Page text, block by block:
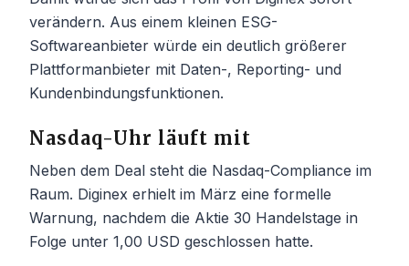
verändern. Aus einem kleinen ESG-
Softwareanbieter würde ein deutlich größerer
Plattformanbieter mit Daten-, Reporting- und
Kundenbindungsfunktionen.
Nasdaq-Uhr läuft mit
Neben dem Deal steht die Nasdaq-Compliance im
Raum. Diginex erhielt im März eine formelle
Warnung, nachdem die Aktie 30 Handelstage in
Folge unter 1,00 USD geschlossen hatte.